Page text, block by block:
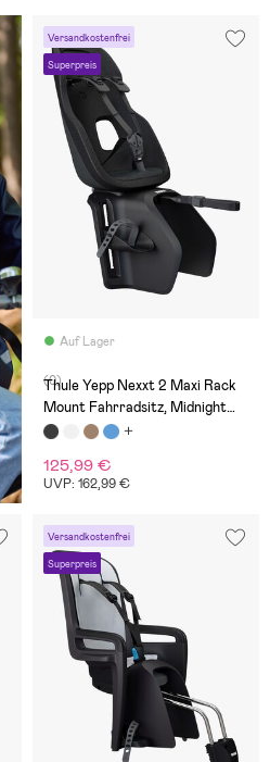
Versandkostenfrei
Superpreis
Auf Lager
(0)
Thule Yepp Nexxt 2 Maxi Rack
Mount Fahrradsitz, Midnight
Black
125,99 €
UVP: 162,99 €
Versandkostenfrei
Superpreis